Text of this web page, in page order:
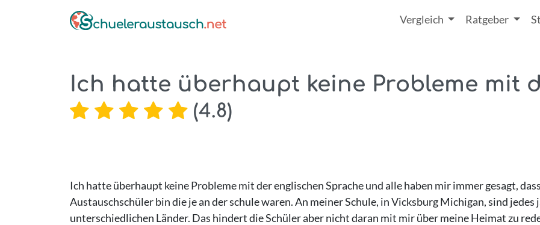
Vergleich Ratgeber
Ich hatte überhaupt keine Probleme mit
(4.8)
Ich hatte überhaupt keine Probleme mit der englischen Sprache und alle haben mir immer gesagt,
Austauschschüler bin die je an der schule waren. An meiner Schule, in Vicksburg Michigan, sind
unterschiedlichen Länder. Das hindert die Schüler aber nicht daran mit mir über meine Heimat zu